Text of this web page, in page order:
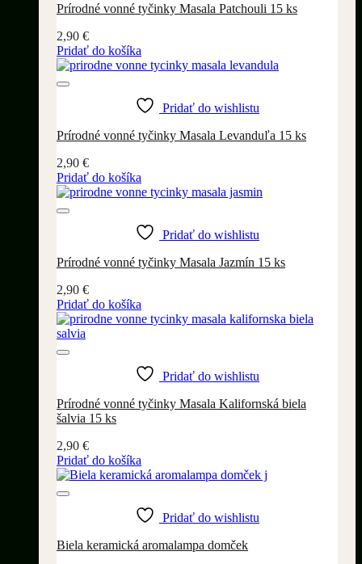
Prírodné vonné tyčinky Masala Patchouli 15 ks
2,90 €
Pridať do košíka
Pridať do wishlistu
Prírodné vonné tyčinky Masala Levanduľa 15 ks
2,90 €
Pridať do košíka
Pridať do wishlistu
Prírodné vonné tyčinky Masala Jazmín 15 ks
2,90 €
Pridať do košíka
Pridať do wishlistu
Prírodné vonné tyčinky Masala Kalifornská biela
šalvia 15 ks
2,90 €
Pridať do košíka
Pridať do wishlistu
Biela keramická aromalampa domček